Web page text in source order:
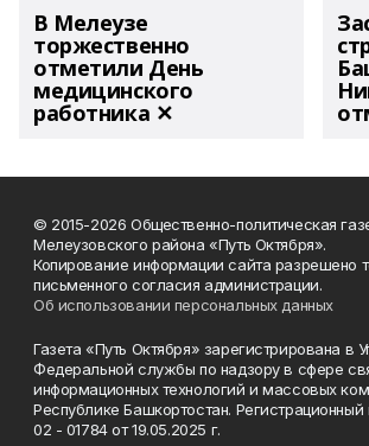
В Мелеузе
торжественно
отметили День
медицинского
работника ✕
© 2015-2026 Общественно-политическая
Мелеузовского района «Путь Октября».
Копирование информации сайта разрешено
письменного согласия администрации.
Об использовании персональных данных
Газета «Путь Октября» зарегистрирована в
Федеральной службы по надзору в сфере
информационных технологий и массовых
Республике Башкортостан.
02 - 01784 от 19.05.2025 г.